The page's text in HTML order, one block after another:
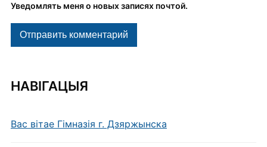
НАВІГАЦЫЯ
Вас вітае Гімназія г. Дзяржынска
Уведомлять меня о новых записях почтой.